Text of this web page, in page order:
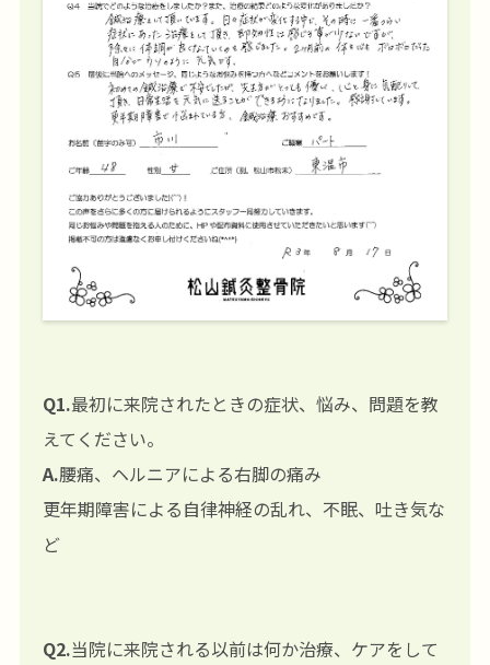
Q1.最初に来院されたときの症状、悩み、問題を教
えてください。
A.腰痛、ヘルニアによる右脚の痛み
更年期障害による自律神経の乱れ、不眠、吐き気な
ど
Q2.当院に来院される以前は何か治療、ケアをして